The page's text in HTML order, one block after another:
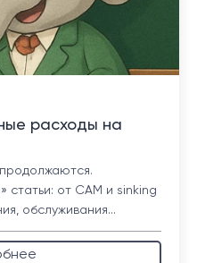
расходы на
статьи: от CAM и sinking
обслуживания...